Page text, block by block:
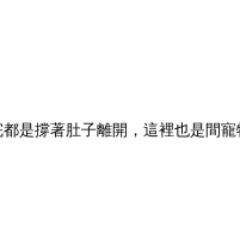
撐著肚子離開，這裡也是間